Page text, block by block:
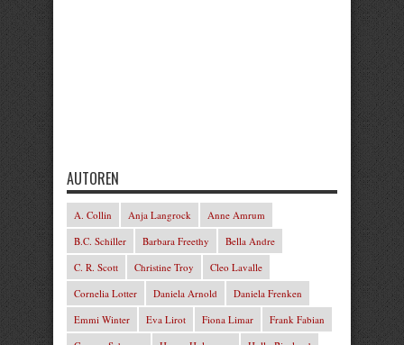
AUTOREN
A. Collin Anja Langrock
Anne Amrum
B.C. Schiller
Barbara Freethy
Bella Andre
C. R. Scott
Christine Troy
Cleo Lavalle
Cornelia Lotter
Daniela Arnold
Daniela Frenken
Emmi Winter
Eva Lirot Fiona Limar
Frank Fabian